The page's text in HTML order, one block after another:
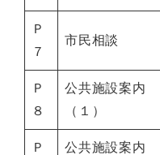
Ｐ
７
市民相談
Ｐ
８
公共施設案内
（１）
Ｐ
公共施設案内